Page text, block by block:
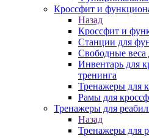
Кроссфит и
Назад
Кроссфит и
Станции для
Свободные веса
Инвентарь для
тренинга
Тренажеры для
Рамы для
Тренажеры для
Назад
Тренажеры для